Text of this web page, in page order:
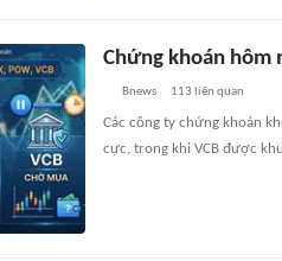
Chứng khoán hôm
Bnews 113 liên quan
Các công ty chứng khoán
cực, trong khi VCB được